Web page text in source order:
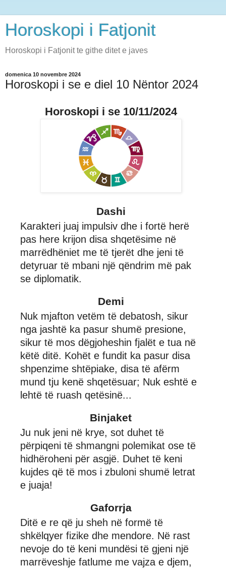
Horoskopi i Fatjonit
Horoskopi i Fatjonit te githe ditet e javes
domenica 10 novembre 2024
Horoskopi i se e diel 10 Nëntor 2024
Horoskopi i se 10/11/2024
Dashi
Karakteri juaj impulsiv dhe i fortë herë
pas here krijon disa shqetësime në
marrëdhëniet me të tjerët dhe jeni të
detyruar të mbani një qëndrim më pak
se diplomatik.
Demi
Nuk mjafton vetëm të debatosh, sikur
nga jashtë ka pasur shumë presione,
sikur të mos dëgjoheshin fjalët e tua në
këtë ditë. Kohët e fundit ka pasur disa
shpenzime shtëpiake, disa të afërm
mund tju kenë shqetësuar; Nuk eshtë e
lehtë të ruash qetësinë...
Binjaket
Ju nuk jeni në krye, sot duhet të
përpiqeni të shmangni polemikat ose të
hidhëroheni për asgjë. Duhet të keni
kujdes që të mos i zbuloni shumë letrat
e juaja!
Gaforrja
Ditë e re që ju sheh në formë të
shkëlqyer fizike dhe mendore. Në rast
nevoje do të keni mundësi të gjeni një
marrëveshje fatlume me vajza e djem,